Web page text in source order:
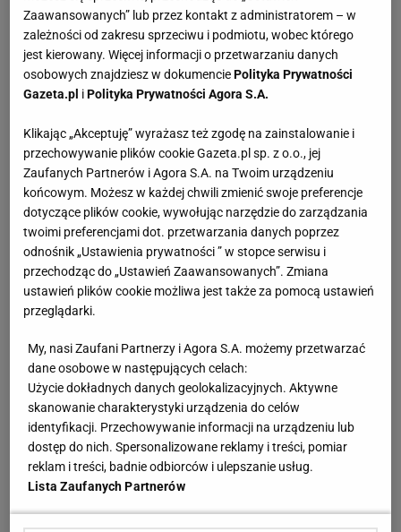
żegnają Kamila Grosickiego i oceniają decyzję
Lewandowskiego
Tak Polki zareagowały na pierwszą porażkę. 25:11
Oczywiście, w meczu z 14. drużyną światowego
rankingu Polki, które zajmują czwartą pozycję w tym
zestawieniu, były zdecydowanymi faworytkami. Gdy
ostatnim razem grały z Belgijkami, na
mistrzostwach Europy w 2023 roku, wygrały dość
pewnie w trzech setach, choć rywalki starały się
napsuć im krwi. Z Belgią nie grało nam się najłatwiej
w poprzednich latach, czego przykładem mógł być
choćby ostatnimeczz Polkami w Lidze Narodów
sprzed trzech lat -przegrany przez drużynę Stefano
Lavariniego po tie-breaku na własne życzenie
Teraz na boisku oglądamy już jednak zupełnie inne
Polki. I one są o klasę lepsze od Belgijek.
Udowadniały to od samego początku spotkania w
Zaawansowanych” lub przez kontakt z administratorem – w
zależności od zakresu sprzeciwu i podmiotu, wobec którego
jest kierowany. Więcej informacji o przetwarzaniu danych
osobowych znajdziesz w dokumenciePolityka Prywatności
Gazeta.pl iPolityka Prywatności Agora S.A.
Klikając „Akceptuję” wyrażasz też zgodę na zainstalowanie i
przechowywanie plików cookie Gazeta.pl sp. z o.o., jej
Zaufanych Partnerów i Agora S.A. na Twoim urządzeniu
końcowym. Możesz w każdej chwili zmienić swoje preferencje
dotyczące plików cookie, wywołując narzędzie do zarządzania
twoimi preferencjami dot. przetwarzania danych poprzez
odnośnik „Ustawienia prywatności ” w stopce serwisu i
przechodząc do „Ustawień Zaawansowanych”. Zmiana
ustawień plików cookie możliwa jest także za pomocą ustawień
przeglądarki.
My, nasi Zaufani Partnerzy i Agora S.A. możemy przetwarzać
dane osobowe w następujących celach:
Użycie dokładnych danych geolokalizacyjnych. Aktywne
skanowanie charakterystyki urządzenia do celów
identyfikacji. Przechowywanie informacji na urządzeniu lub
dostęp do nich. Spersonalizowane reklamy i treści, pomiar
reklam i treści, badnie odbiorców i ulepszanie usług.
Lista Zaufanych Partnerów